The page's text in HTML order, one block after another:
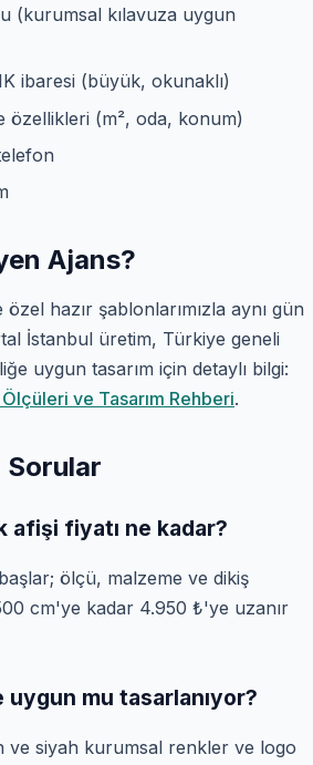
(kurumsal kılavuza uygun
ibaresi (büyük, okunaklı)
özellikleri (m², oda, konum)
Ajans?
hazır şablonlarımızla aynı gün
İstanbul üretim, Türkiye geneli
uygun tasarım için detaylı bilgi:
ve Tasarım Rehberi.
Sorular
afişi fiyatı ne kadar?
ölçü, malzeme ve dikiş
cm'ye kadar 4.950 ₺'ye uzanır
uygun mu tasarlanıyor?
ve siyah kurumsal renkler ve logo